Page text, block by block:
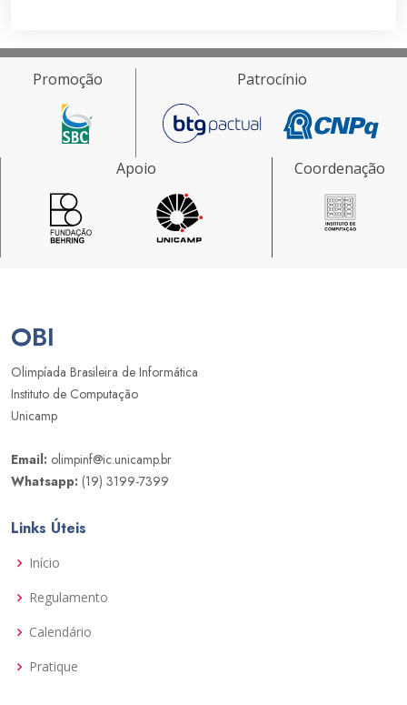
Promoção Patrocínio
Apoio Coordenação
OBI
Olimpíada Brasileira de Informática
Instituto de Computação
Unicamp
Email: olimpinf@ic.unicamp.br
Whatsapp: (19) 3199-7399
Links Úteis
Início
Regulamento
Calendário
Pratique